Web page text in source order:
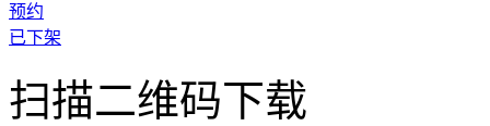
预约
已下架
扫描二维码下载